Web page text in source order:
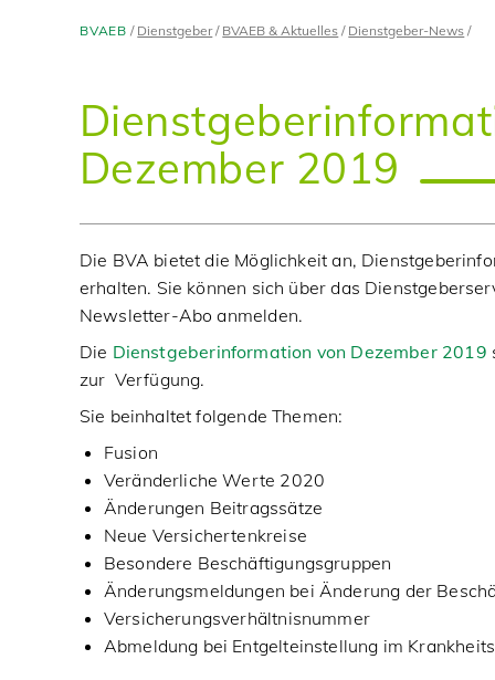
BVAEB Dienstgeber BVAEB & Aktuelles Dienstgeber-News
Dezember 2019
Die BVA bietet die Möglichkeit an,
erhalten. Sie können sich über das
Newsletter-Abo anmelden.
Die Dienstgeberinformation von Dezember 2019
zur Verfügung.
Sie beinhaltet folgende Themen:
Fusion
Veränderliche Werte 2020
Änderungen Beitragssätze
Neue Versichertenkreise
Besondere Beschäftigungsgruppen
Änderungsmeldungen bei Änderung der
Versicherungsverhältnisnummer
Abmeldung bei Entgelteinstellung im